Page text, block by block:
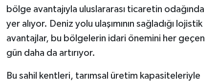
bölge avantajıyla uluslararası ticaretin odağında
yer alıyor. Deniz yolu ulaşımının sağladığı lojistik
avantajlar, bu bölgelerin idari önemini her geçen
gün daha da artırıyor.
Bu sahil kentleri, tarımsal üretim kapasiteleriyle